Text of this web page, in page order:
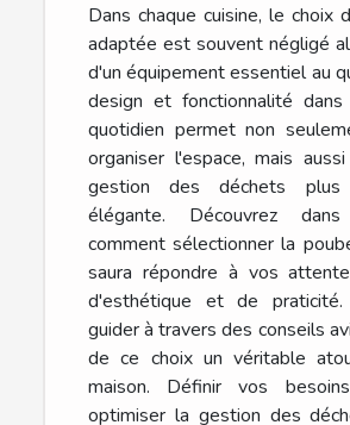
Dans chaque cuisine, le choix
adaptée est souvent négligé
d'un équipement essentiel au
design et fonctionnalité
quotidien permet non
organiser l'espace, mais
gestion des déchets
élégante. Découvrez
comment sélectionner la
saura répondre à vos
d'esthétique et de praticité.
guider à travers des conseils
de ce choix un véritable
maison. Définir vos
optimiser la gestion des